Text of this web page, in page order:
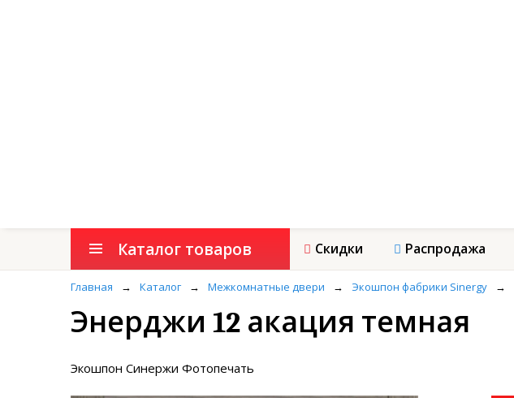
Каталог товаров Скидки Распродажа
Главная → Каталог → Межкомнатные двери → Экошпон фабрики Sinergy →
Энерджи 12 акация темная
Экошпон Синержи Фотопечать